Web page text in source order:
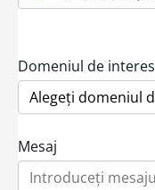
n
d
S
t
a
s
+
1
Domeniul de interes
Mesaj